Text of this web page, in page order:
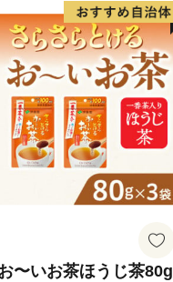
〜いお茶ほうじ茶80g